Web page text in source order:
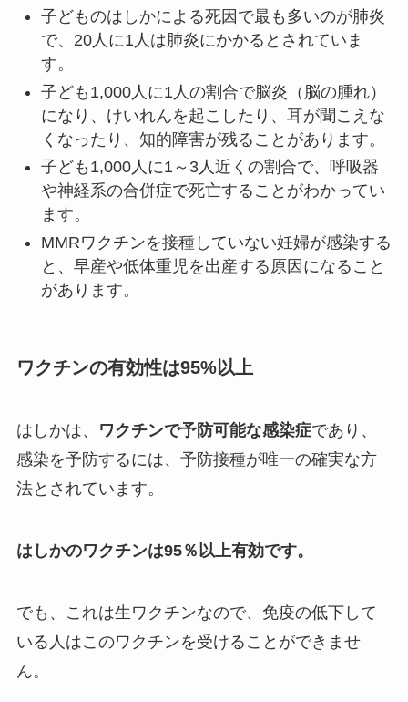
子どものはしかによる死因で最も多いのが肺炎
で、20人に1人は肺炎にかかるとされていま
す。
子ども1,000人に1人の割合で脳炎（脳の腫れ）
になり、けいれんを起こしたり、耳が聞こえな
くなったり、知的障害が残ることがあります。
子ども1,000人に1～3人近くの割合で、呼吸器
や神経系の合併症で死亡することがわかってい
ます。
MMRワクチンを接種していない妊婦が感染する
と、早産や低体重児を出産する原因になること
があります。
ワクチンの有効性は95%以上
はしかは、 ワクチンで予防可能な感染症であり、
感染を予防するには、予防接種が唯一の確実な方
法とされています。
はしかのワクチンは95％以上有効です。
でも、これは生ワクチンなので、免疫の低下して
いる人はこのワクチンを受けることができませ
ん。